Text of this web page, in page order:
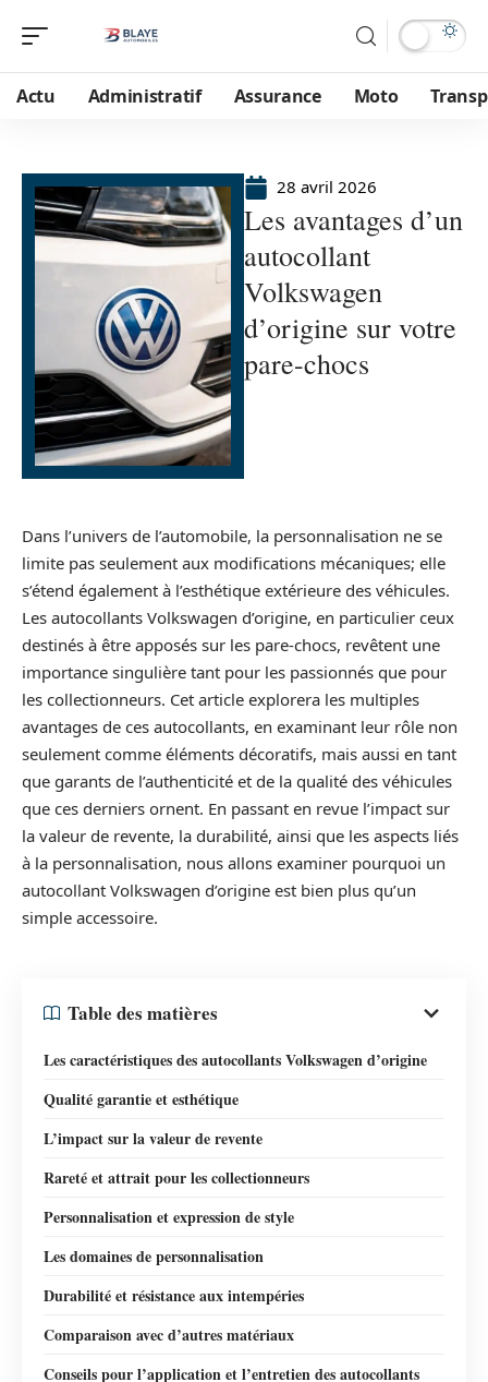
Actu Administratif Assurance Moto
28 avril 2026
Les avantages d’un
autocollant
Volkswagen
d’origine sur votre
pare-chocs
Dans l’univers de l’automobile, la personnalisation ne se
limite pas seulement aux modifications mécaniques; elle
s’étend également à l’esthétique extérieure des véhicules.
Les autocollants Volkswagen d’origine, en particulier ceux
destinés à être apposés sur les pare-chocs, revêtent une
importance singulière tant pour les passionnés que pour
les collectionneurs. Cet article explorera les multiples
avantages de ces autocollants, en examinant leur rôle non
seulement comme éléments décoratifs, mais aussi en tant
que garants de l’authenticité et de la qualité des véhicules
que ces derniers ornent. En passant en revue l’impact sur
la valeur de revente, la durabilité, ainsi que les aspects liés
à la personnalisation, nous allons examiner pourquoi un
autocollant Volkswagen d’origine est bien plus qu’un
simple accessoire.
Table des matières
Les caractéristiques des autocollants Volkswagen d’origine
Qualité garantie et esthétique
L’impact sur la valeur de revente
Rareté et attrait pour les collectionneurs
Personnalisation et expression de style
Les domaines de personnalisation
Durabilité et résistance aux intempéries
Comparaison avec d’autres matériaux
Conseils pour l’application et l’entretien des autocollants